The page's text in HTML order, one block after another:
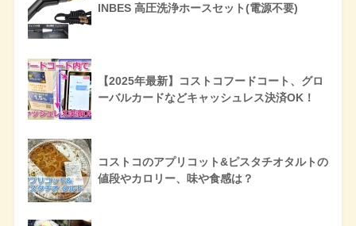
INBES 高圧洗浄ホースセット(電源不要)
【2025年最新】コストコフードコート、グロ
ーバルカードなどキャッシュレス決済OK！
コストコのアプリコット&ピスタチオタルトの
値段やカロリー、味や食感は？